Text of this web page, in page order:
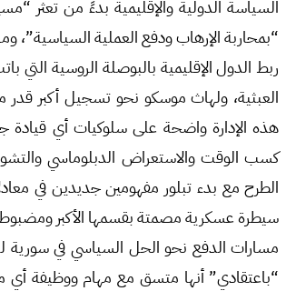
السياسة الدولية والإقليمية بدءً من تعثر
“بمحاربة الإرهاب ودفع العملية السياسية”،
ربط الدول الإقليمية بالبوصلة الروسية التي
العبثية، ولهاث موسكو نحو تسجيل أكبر قدر
هذه الإدارة واضحة على سلوكيات أي قيادة
كسب الوقت والاستعراض الدبلوماسي
الطرح مع بدء تبلور مفهومين جديدين في
سيطرة عسكرية مصمتة بقسمها الأكبر
مسارات الدفع نحو الحل السياسي في سورية
“باعتقادي” أنها متسق مع مهام ووظيفة